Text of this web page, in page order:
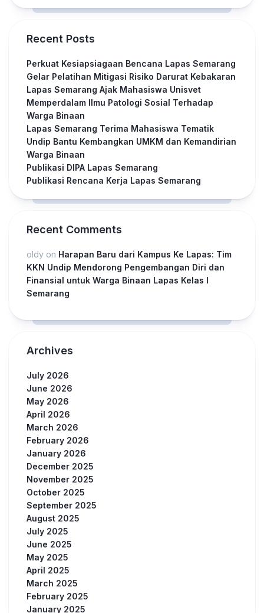
Recent Posts
Perkuat Kesiapsiagaan Bencana Lapas Semarang
Gelar Pelatihan Mitigasi Risiko Darurat Kebakaran
Lapas Semarang Ajak Mahasiswa Unisvet
Memperdalam Ilmu Patologi Sosial Terhadap
Warga Binaan
Lapas Semarang Terima Mahasiswa Tematik
Undip Bantu Kembangkan UMKM dan Kemandirian
Warga Binaan
Publikasi DIPA Lapas Semarang
Publikasi Rencana Kerja Lapas Semarang
Recent Comments
oldy on Harapan Baru dari Kampus Ke Lapas: Tim
KKN Undip Mendorong Pengembangan Diri dan
Finansial untuk Warga Binaan Lapas Kelas I
Semarang
Archives
July 2026
June 2026
May 2026
April 2026
March 2026
February 2026
January 2026
December 2025
November 2025
October 2025
September 2025
August 2025
July 2025
June 2025
May 2025
April 2025
March 2025
February 2025
January 2025